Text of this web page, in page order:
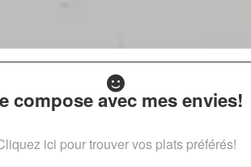
compose avec mes envies!
ici pour trouver vos plats préférés!